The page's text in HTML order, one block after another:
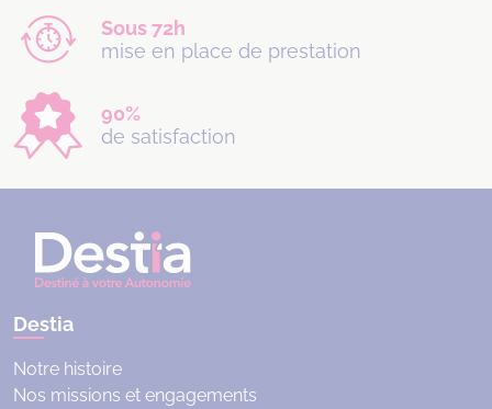
Sous 72h
mise en place de prestation
90%
de satisfaction
Destia
Notre histoire
Nos missions et engagements